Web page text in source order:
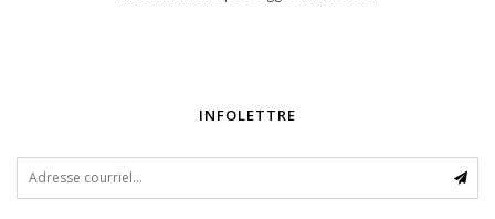
INFOLETTRE